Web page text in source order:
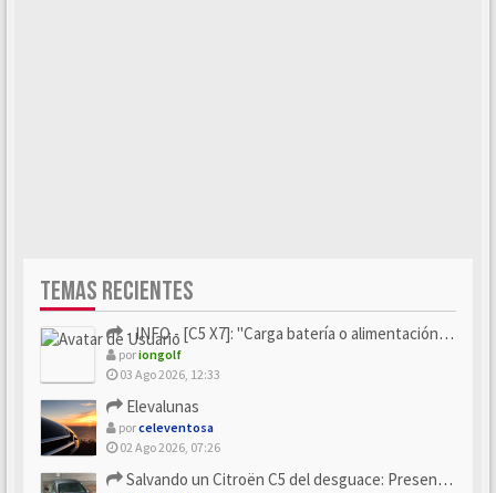
TEMAS RECIENTES
- INFO - [C5 X7]: "Carga batería o alimentación eléctri...
poriongolf
03 Ago 2026, 12:33
Elevalunas
porceleventosa
02 Ago 2026, 07:26
Salvando un Citroën C5 del desguace: Presentación y seguimiento